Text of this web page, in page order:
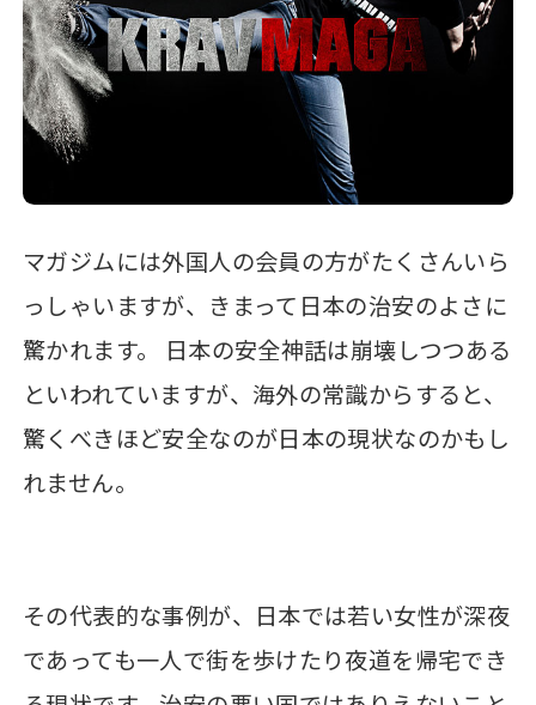
マガジムには外国人の会員の方がたくさんいら
っしゃいますが、きまって日本の治安のよさに
驚かれます。 日本の安全神話は崩壊しつつある
といわれていますが、海外の常識からすると、
驚くべきほど安全なのが日本の現状なのかもし
れません。
その代表的な事例が、日本では若い女性が深夜
であっても一人で街を歩けたり夜道を帰宅でき